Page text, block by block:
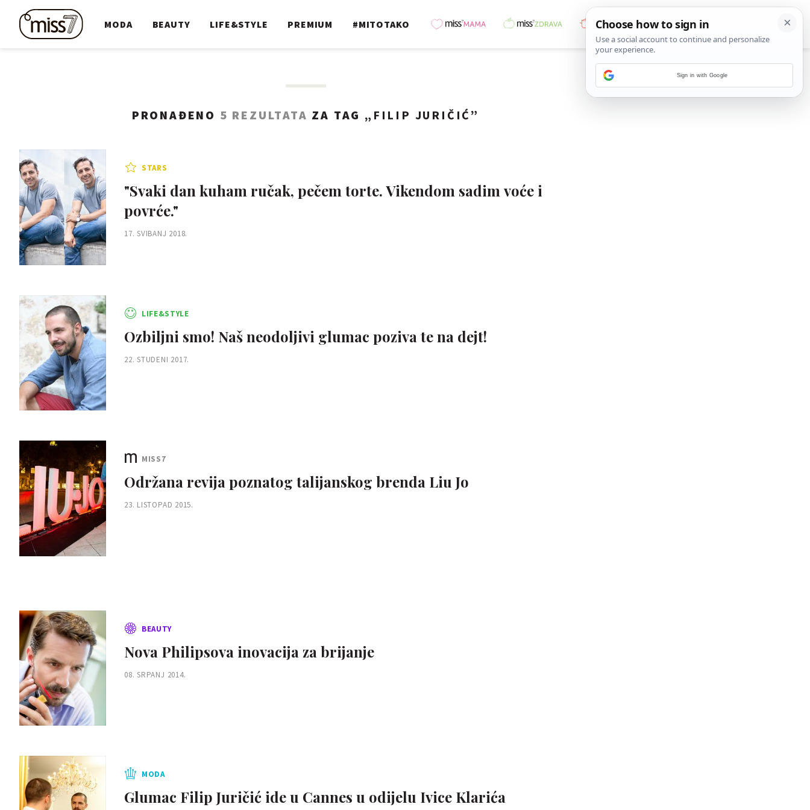
MODA BEAUTY LIFE&STYLE PREMIUM #MITOTAKO
PRONAĐENO 5 REZULTATA ZA TAG „ FILIP JURIČIĆ ”
STARS
"Svaki dan kuham ručak, pečem torte. Vikendom sadim voće i
povrće."
17. SVIBANJ 2018.
LIFE&STYLE
Ozbiljni smo! Naš neodoljivi glumac poziva te na dejt!
22. STUDENI 2017.
MISS7
Održana revija poznatog talijanskog brenda Liu Jo
23. LISTOPAD 2015.
BEAUTY
Nova Philipsova inovacija za brijanje
08. SRPANJ 2014.
MODA
Glumac Filip Juričić ide u Cannes u odijelu Ivice Klarića
Sign in with Google